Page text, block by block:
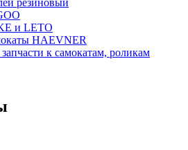
и LETO
HAEVNER
к самокатам, роликам